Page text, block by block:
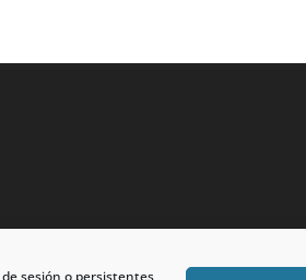
sesión o persistentes,